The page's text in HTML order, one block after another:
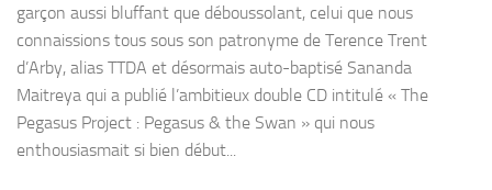
garçon aussi bluffant que déboussolant, celui que nous
connaissions tous sous son patronyme de Terence Trent
d’Arby, alias TTDA et désormais auto-baptisé Sananda
Maitreya qui a publié l’ambitieux double CD intitulé « The
Pegasus Project : Pegasus & the Swan » qui nous
enthousiasmait si bien début...